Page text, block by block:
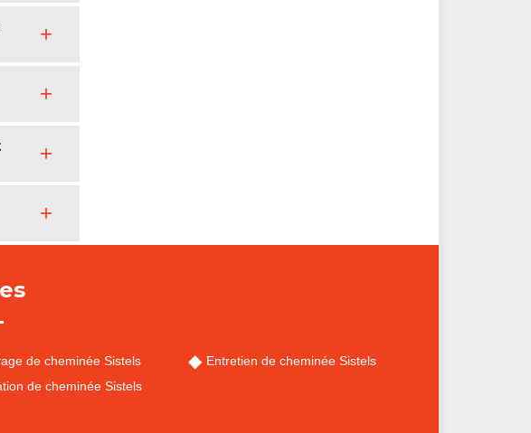
de cheminée Sistels
de cheminée Sistels
Entretien de cheminée Sistels